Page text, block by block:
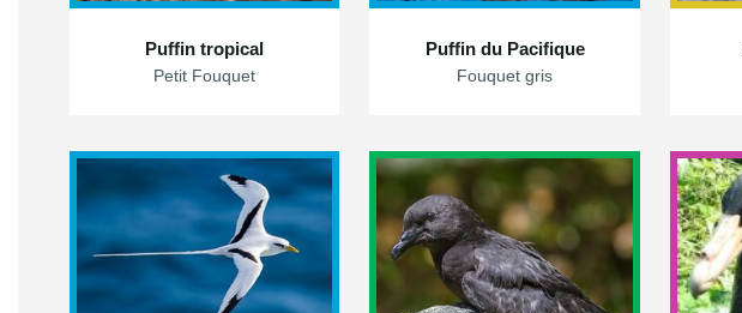
Puffin tropical
Petit Fouquet
Puffin du Pacifique
Fouquet gris